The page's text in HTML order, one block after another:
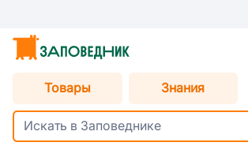
Товары Знания